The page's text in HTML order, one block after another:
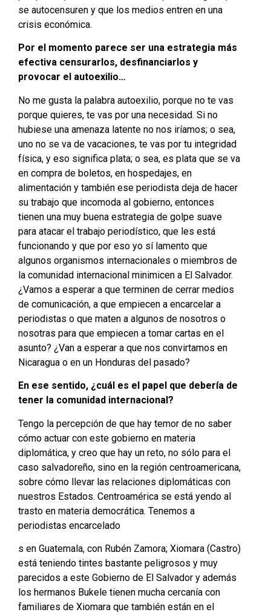
se autocensuren y que los medios entren en una
crisis económica.
Por el momento parece ser una estrategia más
efectiva censurarlos, desfinanciarlos y
provocar el autoexilio…
No me gusta la palabra autoexilio, porque no te vas
porque quieres, te vas por una necesidad. Si no
hubiese una amenaza latente no nos iríamos; o sea,
uno no se va de vacaciones, te vas por tu integridad
física, y eso significa plata; o sea, es plata que se va
en compra de boletos, en hospedajes, en
alimentación y también ese periodista deja de hacer
su trabajo que incomoda al gobierno, entonces
tienen una muy buena estrategia de golpe suave
para atacar el trabajo periodístico, que les está
funcionando y que por eso yo sí lamento que
algunos organismos internacionales o miembros de
la comunidad internacional minimicen a El Salvador.
¿Vamos a esperar a que terminen de cerrar medios
de comunicación, a que empiecen a encarcelar a
periodistas o que maten a algunos de nosotros o
nosotras para que empiecen a tomar cartas en el
asunto? ¿Van a esperar a que nos convirtamos en
Nicaragua o en un Honduras del pasado?
En ese sentido, ¿cuál es el papel que debería de
tener la comunidad internacional?
Tengo la percepción de que hay temor de no saber
cómo actuar con este gobierno en materia
diplomática, y creo que hay un reto, no sólo para el
caso salvadoreño, sino en la región centroamericana,
sobre cómo llevar las relaciones diplomáticas con
nuestros Estados. Centroamérica se está yendo al
trasto en materia democrática. Tenemos a
periodistas encarcelado
s en Guatemala, con Rubén Zamora; Xiomara (Castro)
está teniendo tintes bastante peligrosos y muy
parecidos a este Gobierno de El Salvador y además
los hermanos Bukele tienen mucha cercanía con
familiares de Xiomara que también están en el